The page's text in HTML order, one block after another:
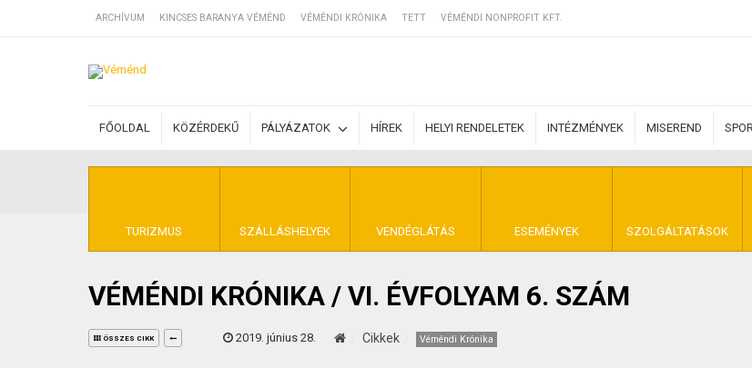
ARCHÍVUM KINCSES BARANYA VÉMÉND VÉMÉNDI KRÓNIKA TETT VÉMÉNDI NONPROFIT KFT.
FŐOLDAL KÖZÉRDEKŰ PÁLYÁZATOK HÍREK HELYI RENDELETEK INTÉZMÉNYEK MISEREND
TURIZMUS SZÁLLÁSHELYEK VENDÉGLÁTÁS ESEMÉNYEK SZOLGÁLTATÁSOK
SZÁLLÁSOK
BEJEGYZÉSEK
ÁLTALÁNOS SZERZŐDÉSI
KINCSES BARANYA VÉMÉND
VÉMÉNDI KRÓNIKA / VI. ÉVFOLYAM 6. SZÁM
ÖSSZES CIKK 2019. június 28. Cikkek Véméndi Krónika